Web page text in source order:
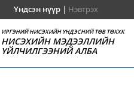
Үндсэн нүүр| Нэвтрэх
ИРГЭНИЙ НИСЭХИЙН ҮНДЭСНИЙ ТӨВ ТӨХХК
НИСЭХИЙН МЭДЭЭЛЛИЙН
ҮЙЛЧИЛГЭЭНИЙ АЛБА